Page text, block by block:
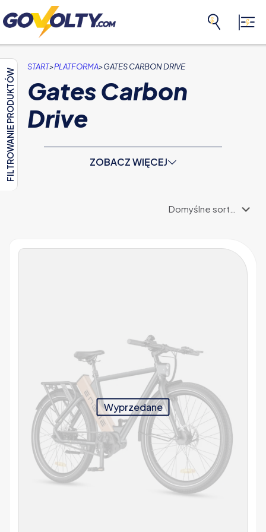
FILTROWANIE PRODUKTÓW
START>PLATFORMA>GATES CARBON DRIVE
Gates Carbon
Drive
ZOBACZ WIĘCEJ
Wyprzedane